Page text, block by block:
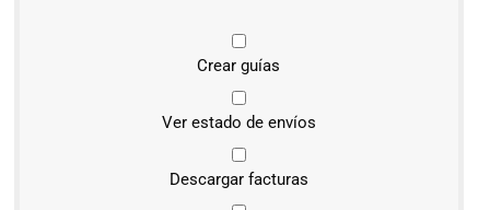
Crear guías
Ver estado de envíos
Descargar facturas